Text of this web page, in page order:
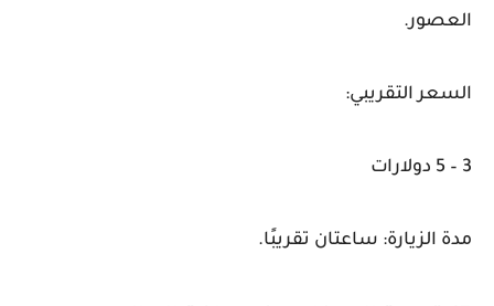
العصور.
السعر التقريبي:
3 – 5 دولارات
مدة الزيارة: ساعتان تقريبًا.